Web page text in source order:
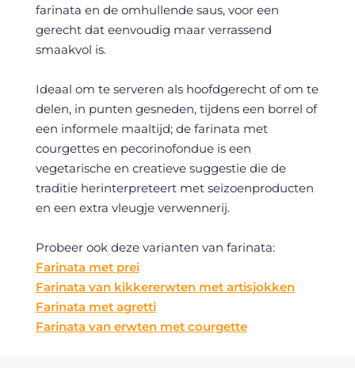
farinata en de omhullende saus, voor een
gerecht dat eenvoudig maar verrassend
smaakvol is.
Ideaal om te serveren als hoofdgerecht of om te
delen, in punten gesneden, tijdens een borrel of
een informele maaltijd; de farinata met
courgettes en pecorinofondue is een
vegetarische en creatieve suggestie die de
traditie herinterpreteert met seizoenproducten
en een extra vleugje verwennerij.
Probeer ook deze varianten van farinata:
Farinata met prei
Farinata van kikkererwten met artisjokken
Farinata met agretti
Farinata van erwten met courgette